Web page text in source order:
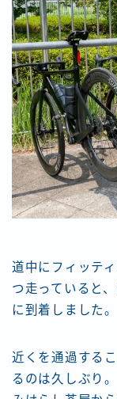
道中にフィッテ
つ走っていると
に到着しました。
近くを通過する
るのは久しぶり。